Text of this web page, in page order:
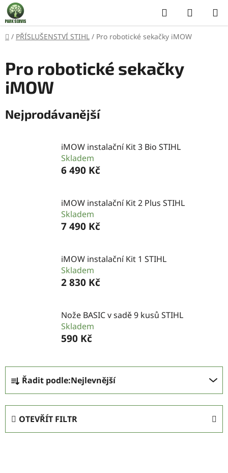
Přejít
na
obsah
Hledat
KOŠÍK
Domů
/ PŘÍSLUŠENSTVÍ STIHL / Pro robotické sekačky iMOW
Pro robotické sekačky
iMOW
Nejprodávanější
iMOW instalační Kit 3 Bio STIHL
Skladem
6 490 Kč
iMOW instalační Kit 2 Plus STIHL
Skladem
7 490 Kč
iMOW instalační Kit 1 STIHL
Skladem
2 830 Kč
Nože BASIC v sadě 9 kusů STIHL
Skladem
590 Kč
a
z
Řadit podle:Nejlevnější
OTEVŘÍT FILTR